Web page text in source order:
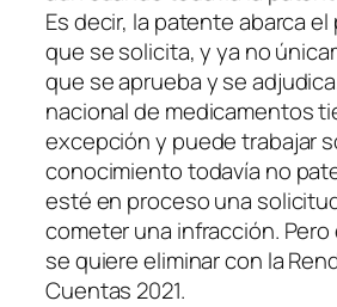
Es decir, la patente abarca
que se solicita, y ya no
que se aprueba y se
nacional de medicamentos
excepción y puede trabajar
conocimiento todavía no
esté en proceso una
cometer una infracción.
se quiere eliminar con la
Cuentas 2021.